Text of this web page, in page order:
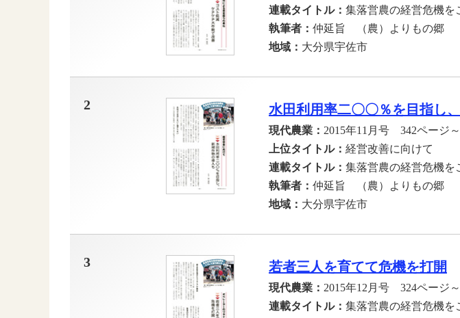
連載タイトル： 集落営農の経営危機を
執筆者： 仲延旨 （農）よりもの郷
地域： 大分県宇佐市
2 水田利用率二〇〇％を目指し
現代農業： 2015年11月号 342ページ
上位タイトル： 経営改善に向けて
連載タイトル： 集落営農の経営危機を
執筆者： 仲延旨 （農）よりもの郷
地域： 大分県宇佐市
3 若者三人を育てて危機を打開
現代農業： 2015年12月号 324ページ
連載タイトル： 集落営農の経営危機を